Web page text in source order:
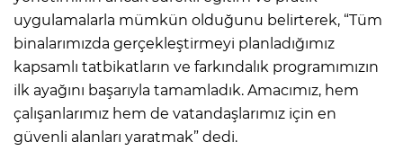
uygulamalarla mümkün olduğunu belirterek, “Tüm
binalarımızda gerçekleştirmeyi planladığımız
kapsamlı tatbikatların ve farkındalık programımızın
ilk ayağını başarıyla tamamladık. Amacımız, hem
çalışanlarımız hem de vatandaşlarımız için en
güvenli alanları yaratmak” dedi.